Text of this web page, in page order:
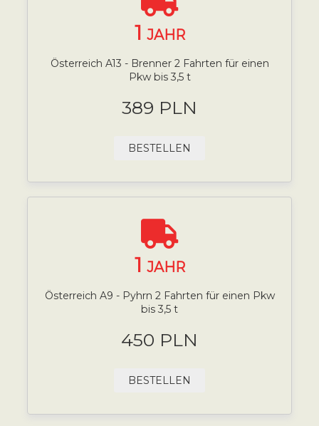
1 JAHR
Österreich A13 - Brenner 2 Fahrten für einen
Pkw bis 3,5 t
389 PLN
BESTELLEN
1 JAHR
Österreich A9 - Pyhrn 2 Fahrten für einen Pkw
bis 3,5 t
450 PLN
BESTELLEN